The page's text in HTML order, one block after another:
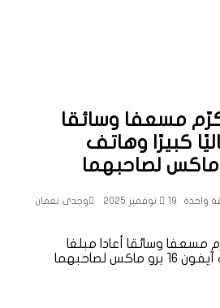
مسعفا وسائقا
كبيرًا وهاتف
وجدى نعمان 19 نوفمبر 2025 واحدة